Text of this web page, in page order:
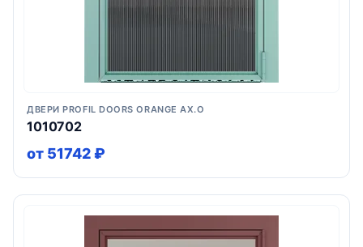
ДВЕРИ PROFIL DOORS ORANGE AX.O
1010702
от 51742 ₽